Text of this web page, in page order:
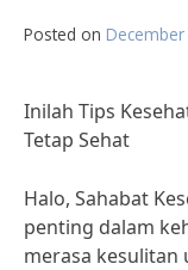
Posted on
Inilah Tips
Tetap Sehat
Halo, Sahabat
penting dalam
merasa kesulitan